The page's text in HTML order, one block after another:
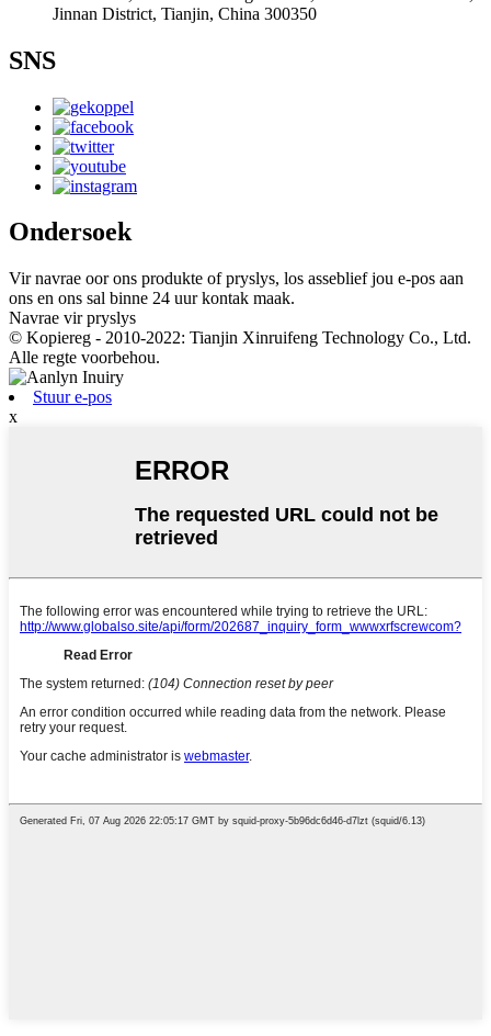
Jinnan District, Tianjin, China 300350
SNS
Ondersoek
Vir navrae oor ons produkte of pryslys, los asseblief jou e-pos aan
ons en ons sal binne 24 uur kontak maak.
Navrae vir pryslys
© Kopiereg - 2010-2022: Tianjin Xinruifeng Technology Co., Ltd.
Alle regte voorbehou.
Stuur e-pos
x